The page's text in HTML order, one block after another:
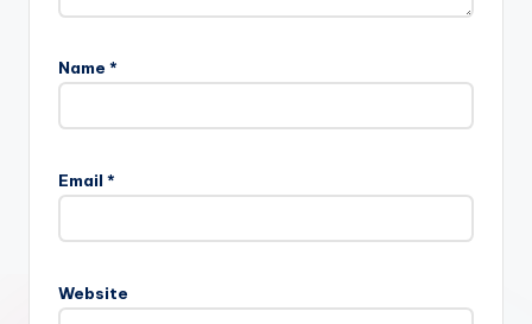
Name *
Email *
Website